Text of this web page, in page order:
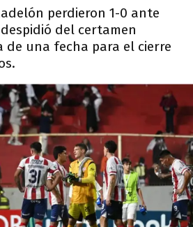
perdieron 1-0 ante
del certamen
una fecha para el cierre